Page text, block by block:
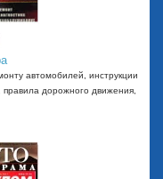
автомобилей, инструкции
правила дорожного движения,